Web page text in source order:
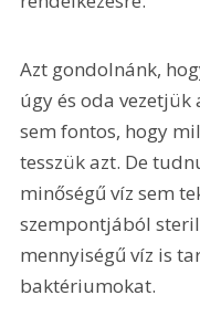
Azt gondolnánk,
úgy és oda vezetjük
sem fontos, hogy
tesszük azt. De
minőségű víz sem
szempontjából
mennyiségű víz is
baktériumokat.